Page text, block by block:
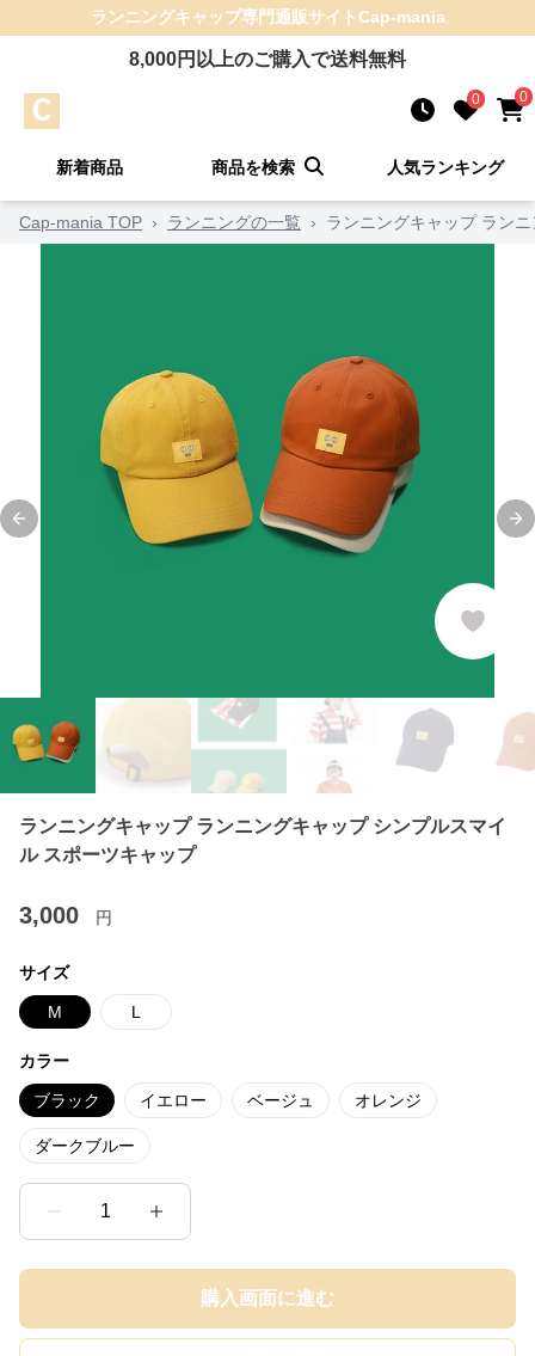
ランニングキャップ専門通販サイトCap-mania
8,000円以上のご購入で送料無料
0 0
新着商品 商品を検索 人気ランキング
Cap-mania TOP › ランニングの一覧 › ランニングキャップ ラン
Previous slide
ランニングキャップ ランニングキャップ シンプルスマイ
ル スポーツキャップ
3,000 円
サイズ
M L
カラー
ブラック イエロー ベージュ オレンジ
ダークブルー
1
購入画面に進む